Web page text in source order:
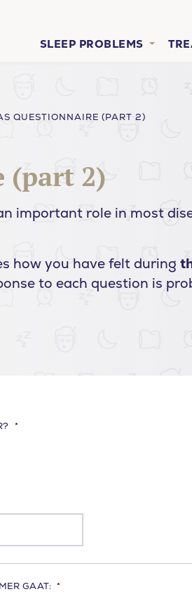
SLEEP PROBLEMS
QUESTIONNAIRE (PART 2)
(part 2)
important role in most
how you have felt during
to each question is
*
GAAT: *